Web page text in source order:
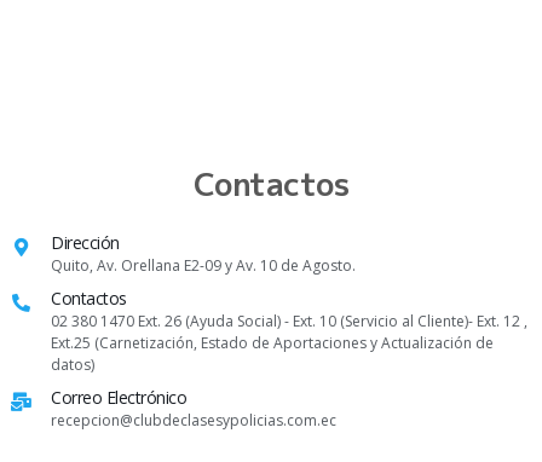
Contactos
Dirección
Quito, Av. Orellana E2-09 y Av. 10 de Agosto.
Contactos
02 380 1470 Ext. 26 (Ayuda Social) - Ext. 10 (Servicio al Cliente)- Ext. 12 ,
Ext.25 (Carnetización, Estado de Aportaciones y Actualización de
datos)
Correo Electrónico
recepcion@clubdeclasesypolicias.com.ec